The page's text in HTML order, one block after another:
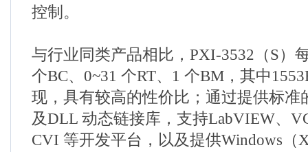
控制。
与行业同类产品相比，PXI-3532（S）
个BC、0~31 个RT、1 个BM，其中
现，具有较高的性价比；通过提供标准
及DLL 动态链接库，支持LabVIEW、
CVI 等开发平台，以及提供Windows（